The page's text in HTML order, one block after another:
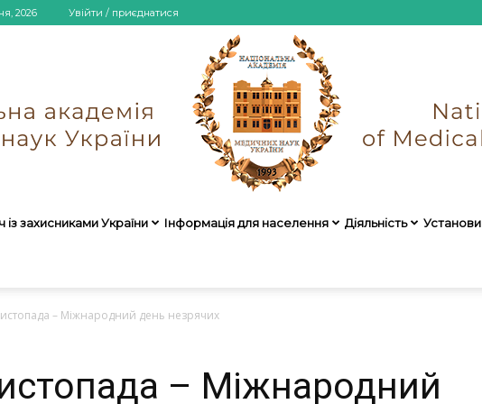
2026 Увійти / приєднатися
України
із захисниками України Інформація для населення Діяльність Установи
– Міжнародний день незрячих
– Міжнародний